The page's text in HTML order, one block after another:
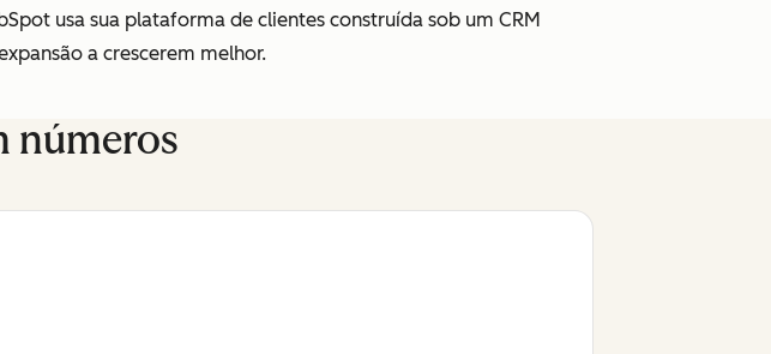
usa sua plataforma de clientes construída sob um CRM
a crescerem melhor.
números